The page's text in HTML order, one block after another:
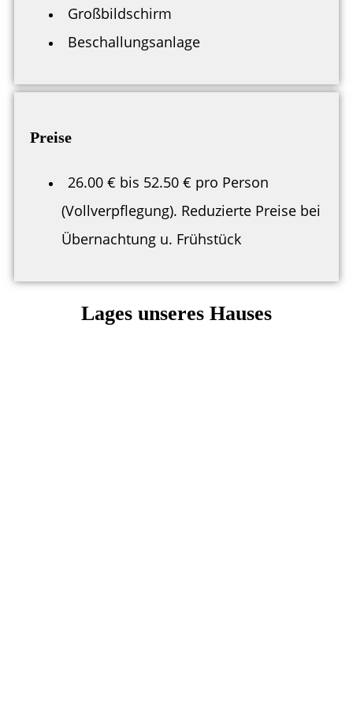
Großbildschirm
Beschallungsanlage
Preise
26.00 € bis 52.50 € pro Person
(Vollverpflegung). Reduzierte Preise bei
Übernachtung u. Frühstück
Lages unseres Hauses